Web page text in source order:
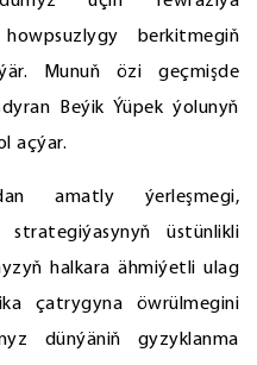
berkitmegiň
Munuň özi geçmişde
Beýik Ýüpek ýolunyň
açýar.
amatly ýerleşmegi,
üstünlikli
halkara ähmiýetli ulag
çatrygyna öwrülmegini
dünýäniň gyzyklanma